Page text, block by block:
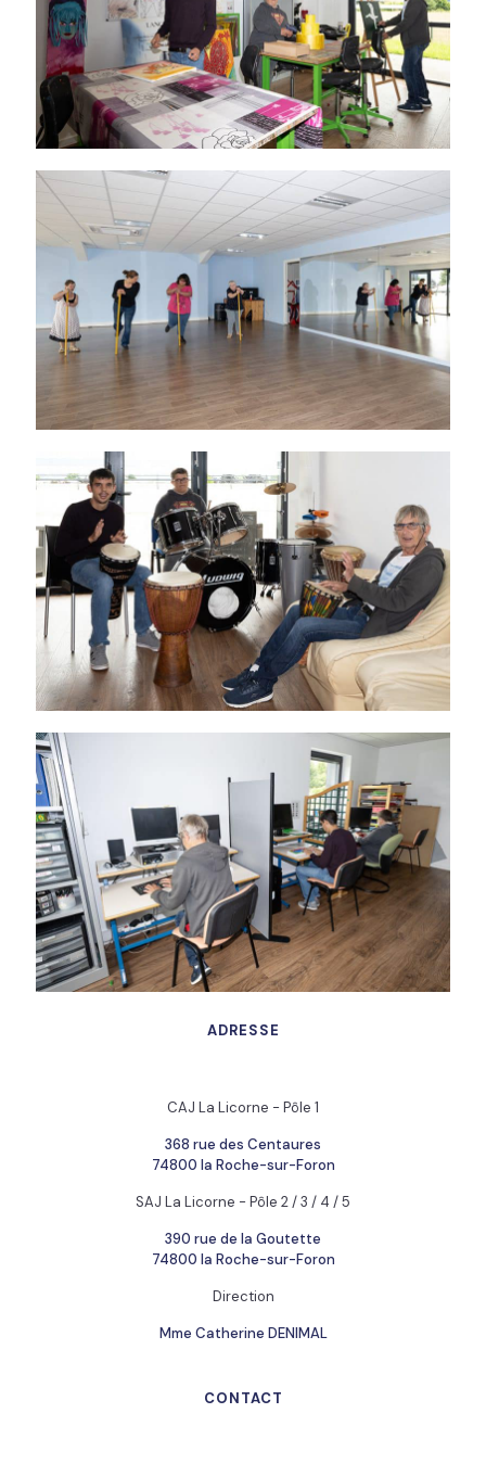
ADRESSE
CAJ La Licorne - Pôle 1
368 rue des Centaures
74800 la Roche-sur-Foron
SAJ La Licorne - Pôle 2 / 3 / 4 / 5
390 rue de la Goutette
74800 la Roche-sur-Foron
Direction
Mme Catherine DENIMAL
CONTACT